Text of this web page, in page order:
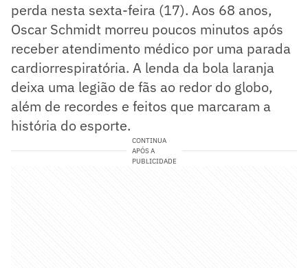
perda nesta sexta-feira (17). Aos 68 anos,
Oscar Schmidt morreu poucos minutos após
receber atendimento médico por uma parada
cardiorrespiratória. A lenda da bola laranja
deixa uma legião de fãs ao redor do globo,
além de recordes e feitos que marcaram a
história do esporte.
CONTINUA
APÓS A
PUBLICIDADE